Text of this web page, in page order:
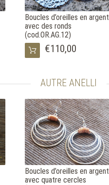
Boucles d’oreilles en argent
avec des ronds
(cod.OR.AG.12)
€110,00
AUTRE ANELLI
Boucles d’oreilles en argent
avec quatre cercles